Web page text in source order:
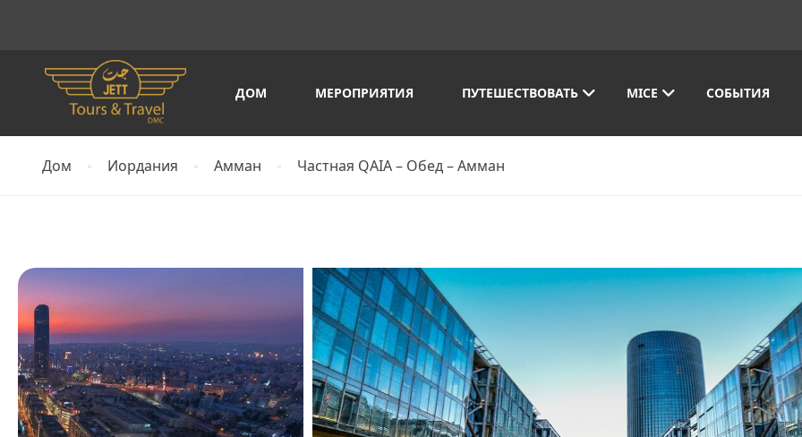
ДОМ МЕРОПРИЯТИЯ ПУТЕШЕСТВОВАТЬ MICE СОБЫТИЯ
Дом Иордания Амман Частная QAIA – Обед – Амман